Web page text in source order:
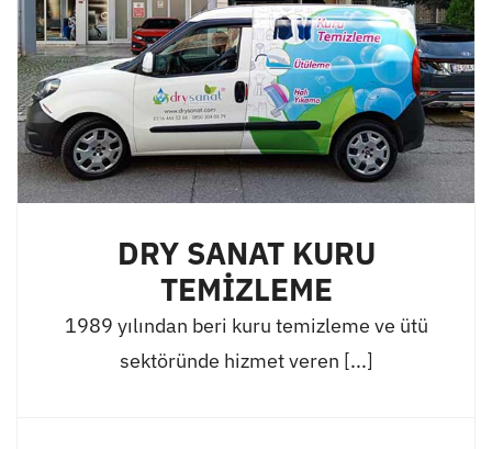
DRY SANAT KURU
TEMİZLEME
1989 yılından beri kuru temizleme ve ütü
sektöründe hizmet veren [...]